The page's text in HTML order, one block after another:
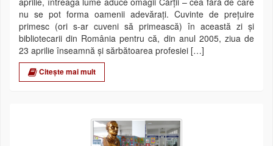
nu se pot forma oamenii adevărați. Cuvinte de prețuire
primesc (ori s-ar cuveni să primească) în această zi și
bibliotecarii din România pentru că, din anul 2005, ziua de
23 aprilie înseamnă și sărbătoarea profesiei […]
Citește mai mult